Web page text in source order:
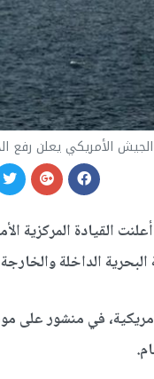
الجيش الأمريكي يعلن رفع
أعلنت القيادة المركزية
الداخلة والخارجة
في منشور